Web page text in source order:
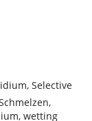
Selective
wetting